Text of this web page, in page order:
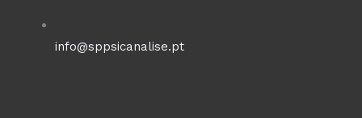
info@sppsicanalise.pt